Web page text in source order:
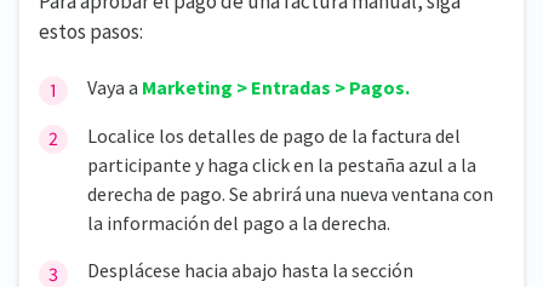
estos pasos:
Vaya a Marketing > Entradas > Pagos.
Localice los detalles de pago de la factura del
participante y haga click en la pestaña azul a la
derecha de pago. Se abrirá una nueva ventana con
la información del pago a la derecha.
Desplácese hacia abajo hasta la sección